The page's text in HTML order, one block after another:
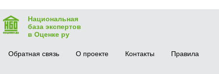
Национальная
база экспертов
в Оценке ру
Обратная связь О проекте Контакты Правила